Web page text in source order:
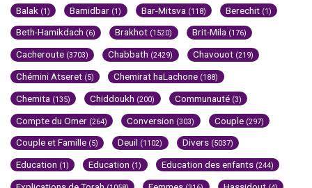
Balak (1) Bamidbar (1) Bar-Mitsva (118) Berechit (1)
Beth-Hamikdach (6) Brakhot (1520) Brit-Mila (176)
Cacheroute (3703) Chabbath (2429) Chavouot (219)
Chémini Atseret (5) Chemirat haLachone (188)
Chemita (135) Chiddoukh (200) Communauté (3)
Compte du Omer (264) Conversion (303) Couple (297)
Couple et Famille (5) Deuil (1102) Divers (5037)
Education (1) Education (1) Education des enfants (244)